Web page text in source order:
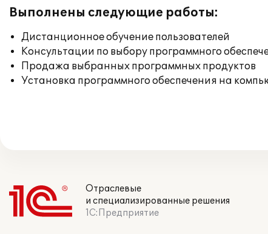
Выполнены следующие работы:
Дистанционное обучение пользователей
Консультации по выбору программного
Продажа выбранных программных продуктов
Установка программного обеспечения на
Отраслевые
и специализированные решения
1С:Предприятие